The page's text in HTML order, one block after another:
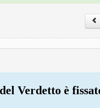
Verdetto è